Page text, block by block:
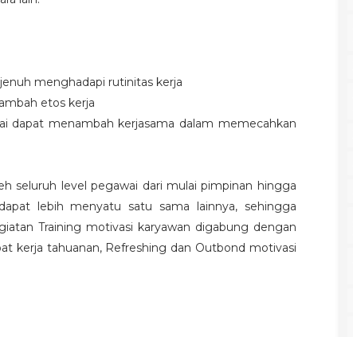
menghadapi rutinitas kerja
etos kerja
menambah kerjasama dalam memecahkan
seluruh level pegawai dari mulai pimpinan hingga
lebih menyatu satu sama lainnya, sehingga
Training motivasi karyawan digabung dengan
kerja tahuanan, Refreshing dan Outbond motivasi